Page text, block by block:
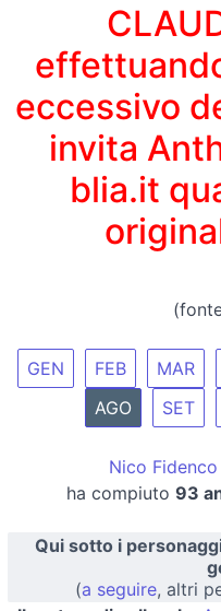
eccessivo
invita
blia.it
GEN FEB MAR
AGO
SET
Nico Fidenco
ha compiuto 93
Qui sotto i
(a seguire, altri